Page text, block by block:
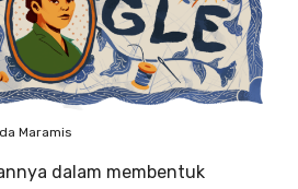
Maramis
dalam membentuk